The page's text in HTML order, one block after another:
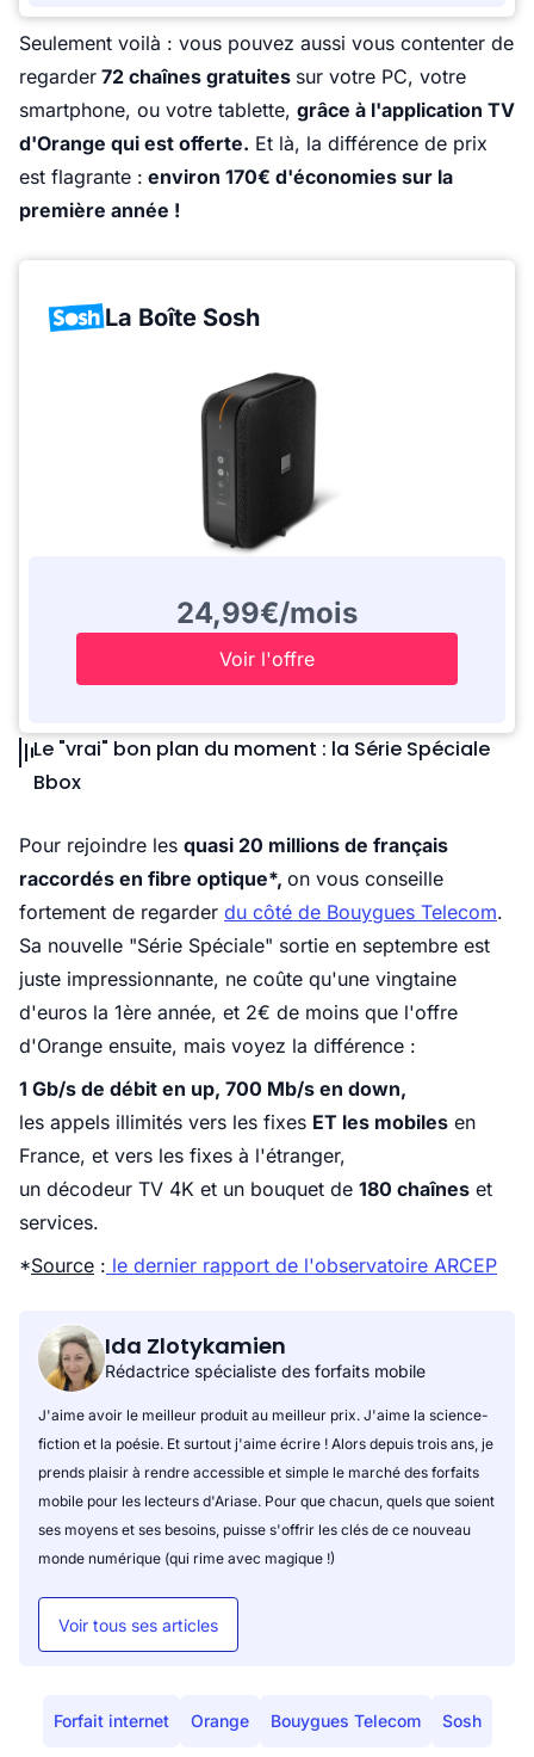
Seulement voilà : vous pouvez aussi vous contenter de
regarder 72 chaînes gratuites sur votre PC, votre
smartphone, ou votre tablette, grâce à l'application TV
d'Orange qui est offerte. Et là, la différence de prix
est flagrante : environ 170€ d'économies sur la
première année !
La Boîte Sosh
24,99€/mois
Voir l'offre
Le "vrai" bon plan du moment : la Série Spéciale
Bbox
Pour rejoindre les quasi 20 millions de français
raccordés en fibre optique*, on vous conseille
fortement de regarder du côté de Bouygues Telecom.
Sa nouvelle "Série Spéciale" sortie en septembre est
juste impressionnante, ne coûte qu'une vingtaine
d'euros la 1ère année, et 2€ de moins que l'offre
d'Orange ensuite, mais voyez la différence :
1 Gb/s de débit en up, 700 Mb/s en down,
les appels illimités vers les fixes ET les mobiles en
France, et vers les fixes à l'étranger,
un décodeur TV 4K et un bouquet de 180 chaînes et
services.
*Source : le dernier rapport de l'observatoire ARCEP
Ida Zlotykamien
Rédactrice spécialiste des forfaits mobile
J'aime avoir le meilleur produit au meilleur prix. J'aime la science-
fiction et la poésie. Et surtout j'aime écrire ! Alors depuis trois ans, je
prends plaisir à rendre accessible et simple le marché des forfaits
mobile pour les lecteurs d'Ariase. Pour que chacun, quels que soient
ses moyens et ses besoins, puisse s'offrir les clés de ce nouveau
monde numérique (qui rime avec magique !)
Voir tous ses articles
Forfait internet Orange Bouygues Telecom Sosh